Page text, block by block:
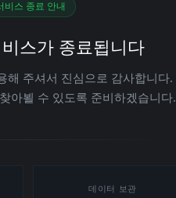
비스 종료 안내
스가 종료됩니다
해 주셔서 진심으로 감사합니다.
아뵐 수 있도록 준비하겠습니다.
데이터 보관